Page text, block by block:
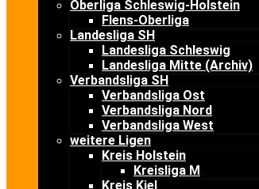
Oberliga Schleswig-Holstein
Flens-Oberliga
Landesliga SH
Landesliga Schleswig
Landesliga Mitte (Archiv)
Verbandsliga SH
Verbandsliga Ost
Verbandsliga Nord
Verbandsliga West
weitere Ligen
Kreis Holstein
Kreisliga M
Kreis Kiel